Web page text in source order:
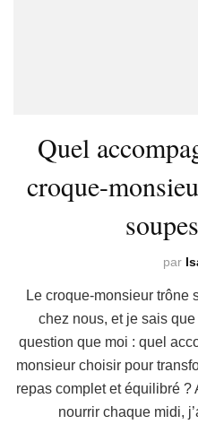
Quel
croque-
par
Le croque-monsieur trône
chez nous, et je sais
question que moi : quel
monsieur choisir pour
repas complet et équilibré ?
nourrir chaque midi,